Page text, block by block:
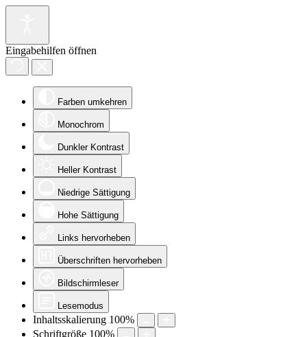
Eingabehilfen öffnen
Farben umkehren
Monochrom
Dunkler Kontrast
Heller Kontrast
Niedrige Sättigung
Hohe Sättigung
Links hervorheben
Überschriften hervorheben
Bildschirmleser
Lesemodus
Inhaltsskalierung 100%
Schriftgröße 100%